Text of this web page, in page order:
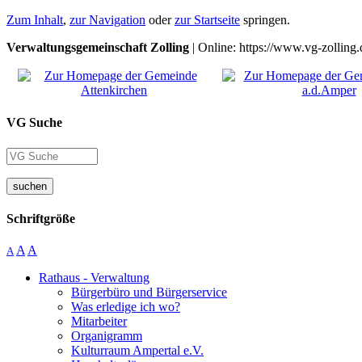
Zum Inhalt, zur Navigation oderzur Startseite springen.
Verwaltungsgemeinschaft Zolling | Online: https://www.vg-
VG Suche
suchen
Schriftgröße
A A A
Rathaus - Verwaltung
Bürgerbüro und Bürgerservice
Was erledige ich wo?
Mitarbeiter
Organigramm
Kulturraum Ampertal e.V.